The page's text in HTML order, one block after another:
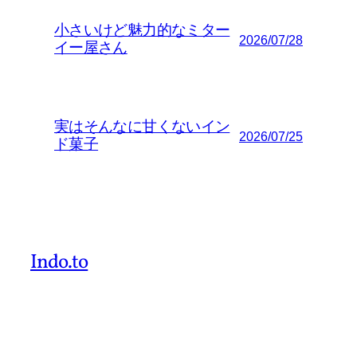
小さいけど魅力的なミター
イー屋さん
2026/07/28
実はそんなに甘くないイン
ド菓子
2026/07/25
Indo.to